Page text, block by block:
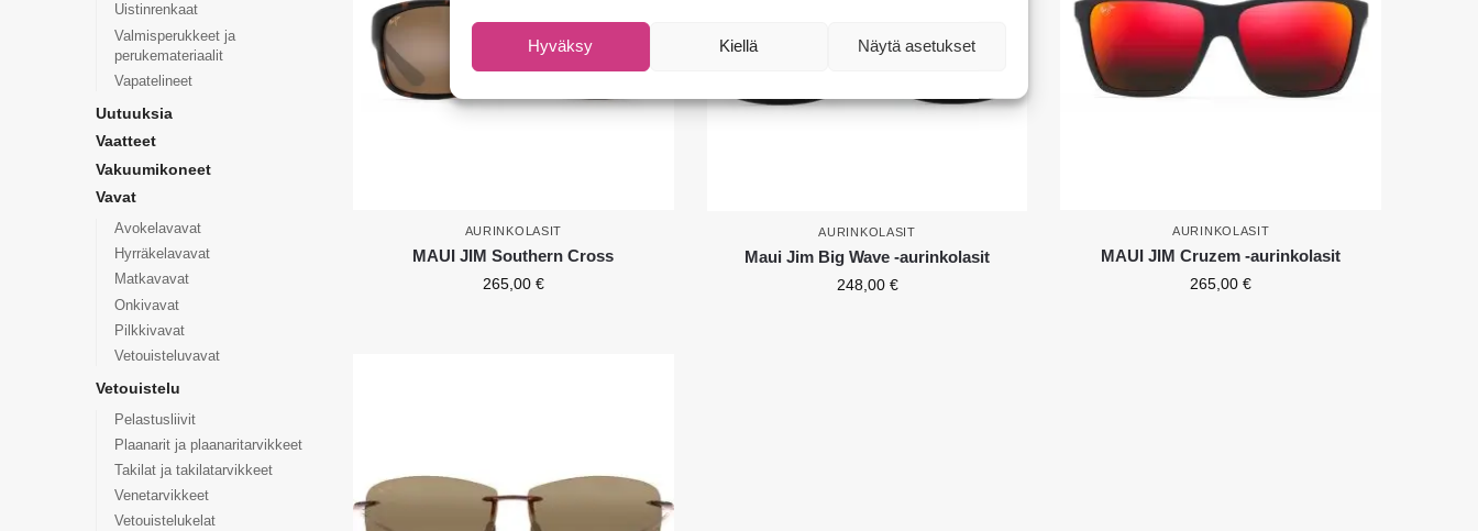
Hyväksy Kiellä Näytä asetukset
AURINKOLASIT
MAUI JIM Southern Cross
265,00 €
AURINKOLASIT
Maui Jim Big Wave -aurinkolasit
248,00 €
AURINKOLASIT
MAUI JIM Cruzem -aurinkolasit
265,00€
Uistinrenkaat
Valmisperukkeet ja
perukemateriaalit
Vapatelineet
Uutuuksia
Vaatteet
Vakuumikoneet
Vavat
Avokelavavat
Hyrräkelavavat
Matkavavat
Onkivavat
Pilkkivavat
Vetouisteluvavat
Vetouistelu
Pelastusliivit
Plaanarit ja plaanaritarvikkeet
Takilat ja takilatarvikkeet
Venetarvikkeet
Vetouistelukelat